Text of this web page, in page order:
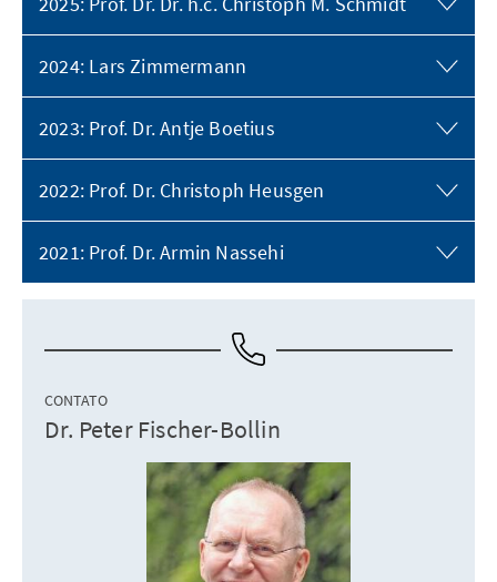
2024: Lars Zimmermann
2023: Prof. Dr. Antje Boetius
2022: Prof. Dr. Christoph Heusgen
2021: Prof. Dr. Armin Nassehi
CONTATO
Dr. Peter Fischer-Bollin